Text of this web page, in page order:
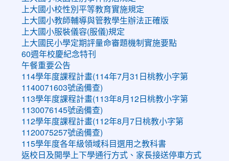
上大國小校性別平等教育實施規定
上大國小教師輔導與管教學生辦法正確版
上大國小服裝儀容(服儀)規定
上大國民小學定期評量命審題機制實施要點
60週年校慶紀念特刊
午餐重要公告
114學年度課程計畫(114年7月31日桃教小字第
1140071603號函備查)
113學年度課程計畫(113年8月12日桃教小字第
1130076145號函備查)
112學年度課程計畫(112年8月7日桃教小字第
1120075257號函備查)
115學年度各年級領域科目選用之教科書
返校日及開學上下學通行方式、家長接送停車方式